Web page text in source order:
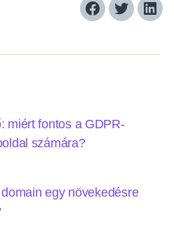
Facebook
Twitter
miért fontos a GDPR-
számára?
egy növekedésre